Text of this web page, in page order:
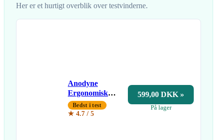
Her er et hurtigt overblik over testvinderne.
Anodyne
Ergonomisk
Siddepude
Bedst i test
★ 4.7 / 5
599,00 DKK »
På lager